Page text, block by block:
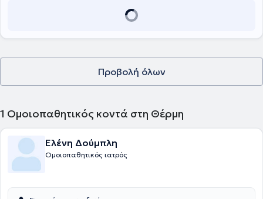
Προβολή όλων
1 Ομοιοπαθητικός κοντά στη Θέρμη
Ελένη Δούμπλη
Ομοιοπαθητικός ιατρός